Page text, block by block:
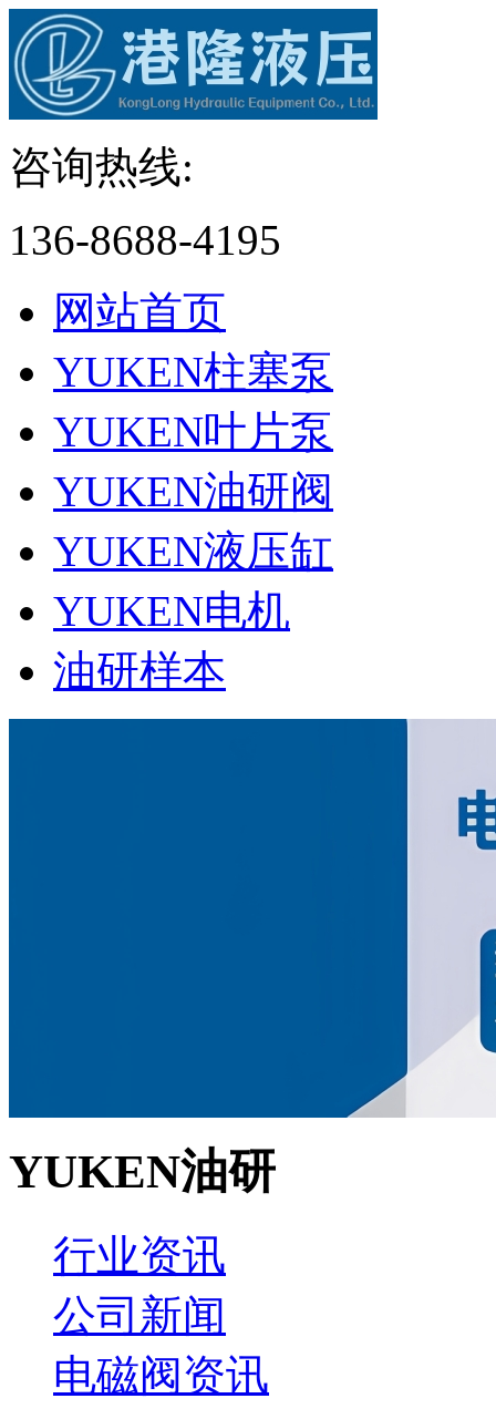
咨询热线:
136-8688-4195
网站首页
YUKEN柱塞泵
YUKEN叶片泵
YUKEN油研阀
YUKEN液压缸
YUKEN电机
油研样本
YUKEN油研
行业资讯
公司新闻
电磁阀资讯